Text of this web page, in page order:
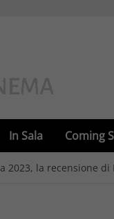
In Sala Coming
2023, la recensione